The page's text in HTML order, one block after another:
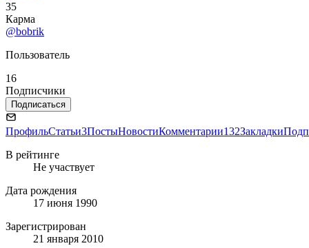
35
Карма
@bobrik
Пользователь
16
Подписчики
Подписаться
ПрофильСтатьи3ПостыНовостиКомментарии132Закладки
В рейтинге
Не участвует
Дата рождения
17 июня 1990
Зарегистрирован
21 января 2010